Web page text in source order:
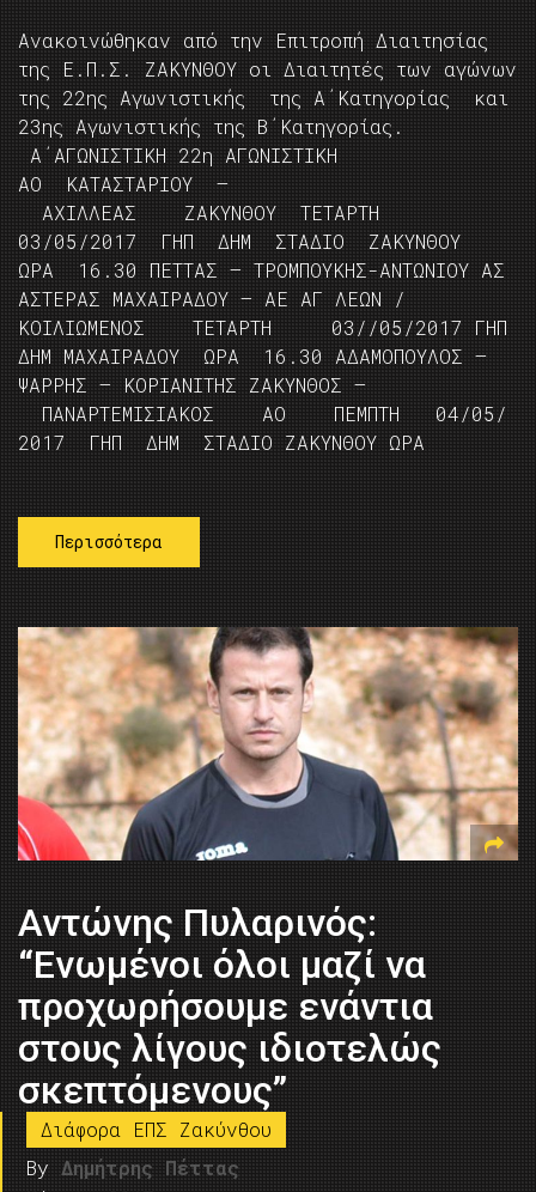
Ανακοινώθηκαν από την Επιτροπή Διαιτησίας
της Ε.Π.Σ. ΖΑΚΥΝΘΟΥ οι Διαιτητές των αγώνων
της 22ης Αγωνιστικής της Α΄Κατηγορίας και
23ης Αγωνιστικής της Β΄Κατηγορίας.
Α΄ΑΓΩΝΙΣΤΙΚΗ 22η ΑΓΩΝΙΣΤΙΚΗ
ΑΟ ΚΑΤΑΣΤΑΡΙΟΥ –
ΑΧΙΛΛΕΑΣ ΖΑΚΥΝΘΟΥ ΤΕΤΑΡΤΗ
03/05/2017 ΓΗΠ ΔΗΜ ΣΤΑΔΙΟ ΖΑΚΥΝΘΟΥ
ΩΡΑ 16.30 ΠΕΤΤΑΣ – ΤΡΟΜΠΟΥΚΗΣ-ΑΝΤΩΝΙΟΥ ΑΣ
ΑΣΤΕΡΑΣ ΜΑΧΑΙΡΑΔΟΥ – ΑΕ ΑΓ ΛΕΩΝ /
ΚΟΙΛΙΩΜΕΝΟΣ ΤΕΤΑΡΤΗ 03//05/2017 ΓΗΠ
ΔΗΜ ΜΑΧΑΙΡΑΔΟΥ ΩΡΑ 16.30 ΑΔΑΜΟΠΟΥΛΟΣ –
ΨΑΡΡΗΣ – ΚΟΡΙΑΝΙΤΗΣ ΖΑΚΥΝΘΟΣ –
ΠΑΝΑΡΤΕΜΙΣΙΑΚΟΣ ΑΟ ΠΕΜΠΤΗ 04/05/
2017 ΓΗΠ ΔΗΜ ΣΤΑΔΙΟ ΖΑΚΥΝΘΟΥ ΩΡΑ
Περισσότερα
Αντώνης Πυλαρινός:
“Ενωμένοι όλοι μαζί να
προχωρήσουμε ενάντια
στους λίγους ιδιοτελώς
σκεπτόμενους”
Διάφορα ΕΠΣ Ζακύνθου
By Δημήτρης Πέττας